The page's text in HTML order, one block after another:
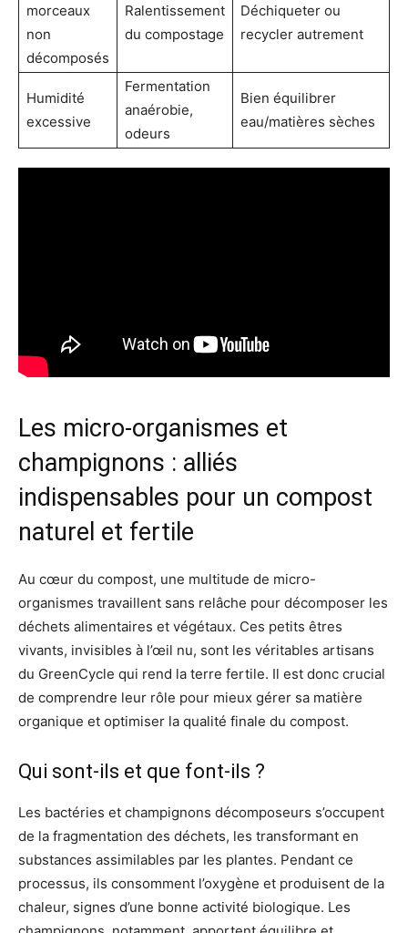
morceaux
non
décomposés
Ralentissement
du compostage
Déchiqueter ou
recycler autrement
Humidité
excessive
Fermentation
anaérobie,
odeurs
Bien équilibrer
eau/matières sèches
Les micro-organismes et
champignons : alliés
indispensables pour un compost
naturel et fertile
Au cœur du compost, une multitude de micro-
organismes travaillent sans relâche pour décomposer les
déchets alimentaires et végétaux. Ces petits êtres
vivants, invisibles à l’œil nu, sont les véritables artisans
du GreenCycle qui rend la terre fertile. Il est donc crucial
de comprendre leur rôle pour mieux gérer sa matière
organique et optimiser la qualité finale du compost.
Qui sont-ils et que font-ils ?
Les bactéries et champignons décomposeurs s’occupent
de la fragmentation des déchets, les transformant en
substances assimilables par les plantes. Pendant ce
processus, ils consomment l’oxygène et produisent de la
chaleur, signes d’une bonne activité biologique. Les